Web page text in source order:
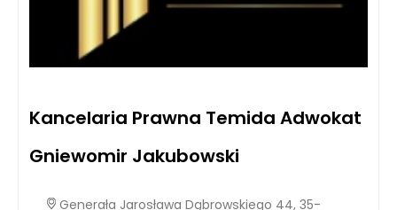
Kancelaria Prawna Temida Adwokat
Gniewomir Jakubowski
Generała Jarosława Dąbrowskiego 44, 35-